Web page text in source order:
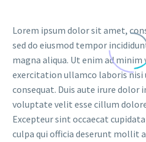
Lorem ipsum dolor sit amet,
sed do eiusmod tempor
magna aliqua. Ut enim ad minim
exercitation ullamco laboris nisi
consequat. Duis aute irure dolor
voluptate velit esse cillum
Excepteur sint occaecat
culpa qui officia deserunt mollit